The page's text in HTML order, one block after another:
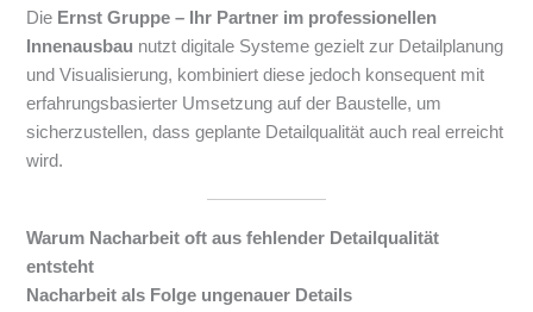
Die Ernst Gruppe – Ihr Partner im professionellen
Innenausbau nutzt digitale Systeme gezielt zur Detailplanung
und Visualisierung, kombiniert diese jedoch konsequent mit
erfahrungsbasierter Umsetzung auf der Baustelle, um
sicherzustellen, dass geplante Detailqualität auch real erreicht
wird.
Warum Nacharbeit oft aus fehlender Detailqualität
entsteht
Nacharbeit als Folge ungenauer Details